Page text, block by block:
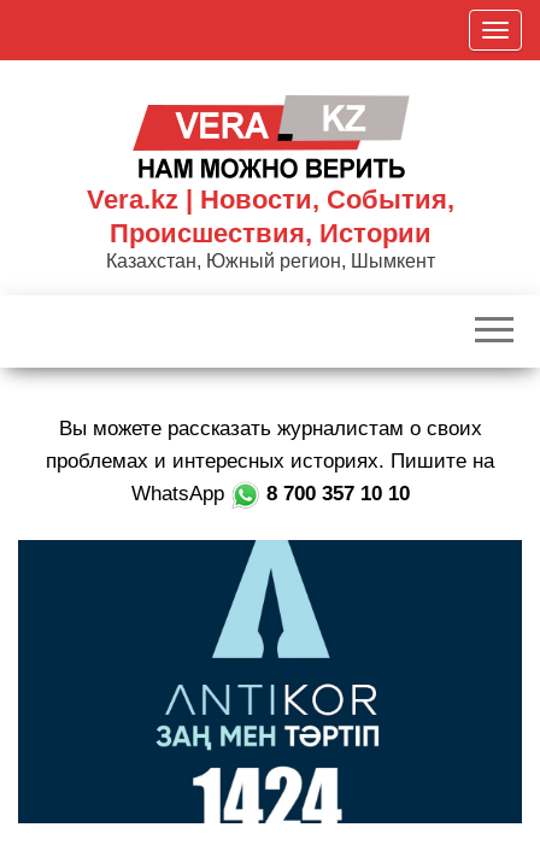
П
о
к
р
Vera.kz | Новости, События,
Происшествия, Истории
Казахстан, Южный регион, Шымкент
Вы можете рассказать журналистам о своих
проблемах и интересных историях. Пишите на
WhatsApp
8 700 357 10 10